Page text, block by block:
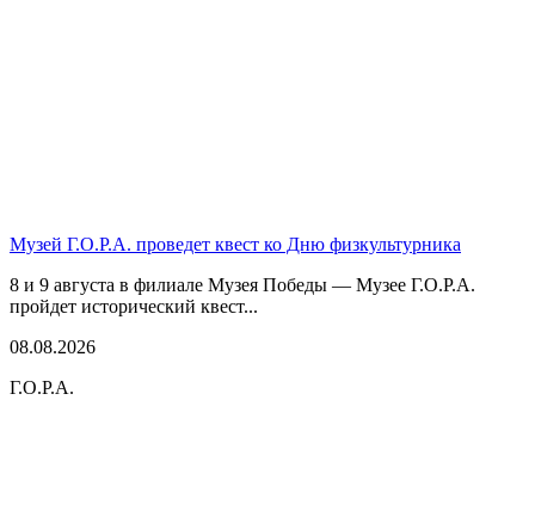
Музей Г.О.Р.А. проведет квест ко Дню физкультурника
8 и 9 августа в филиале Музея Победы — Музее Г.О.Р.А.
пройдет исторический квест...
08.08.2026
Г.О.Р.А.